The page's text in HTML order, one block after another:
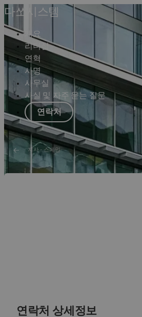
다쏘시스템
개요
리더십
연혁
사명
사무실
사실 및 자주 묻는 질문
연락처
지사 - 스페인
Dassault
연락처 상세정보